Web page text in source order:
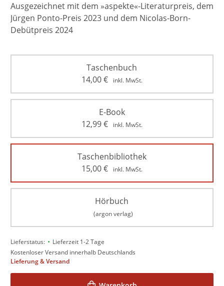
Ausgezeichnet mit dem »aspekte«-Literaturpreis, dem
Jürgen Ponto-Preis 2023 und dem Nicolas-Born-
Debütpreis 2024
Taschenbuch
14,00€ inkl. MwSt.
E-Book
12,99€ inkl. MwSt.
Taschenbibliothek
15,00€ inkl. MwSt.
Hörbuch
(argon verlag)
Lieferstatus: • Lieferzeit 1-2 Tage
Kostenloser Versand innerhalb Deutschlands
Lieferung & Versand